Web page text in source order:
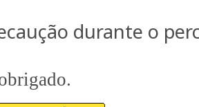
durante o